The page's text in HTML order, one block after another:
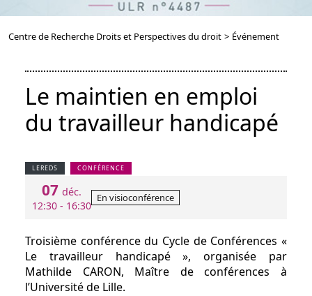
Centre de Recherche Droits et Perspectives du droit > Événement
Le maintien en emploi
du travailleur handicapé
LEREDS CONFÉRENCE
07 déc.
12:30 - 16:30
En visioconférence
Troisième conférence du Cycle de Conférences «
Le travailleur handicapé », organisée par
Mathilde CARON, Maître de conférences à
l’Université de Lille.